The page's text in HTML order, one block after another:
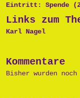
Eintritt: Spende
Links zum
Karl Nagel
Kommentare
Bisher wurden noch